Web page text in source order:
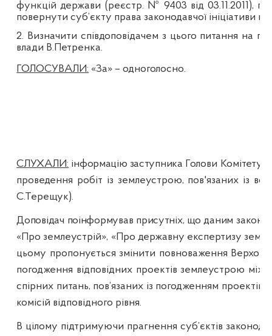
функцій держави (реєстр. № 9403 від 03.11.2011),
повернути суб’єкту права законодавчої ініціативи
2. Визначити співдоповідачем з цього питання на
влади В.Петренка.
ГОЛОСУВАЛИ: «За» – одноголосно.
СЛУХАЛИ: інформацію заступника Голови Комітету
проведення робіт із землеустрою, пов'язаних із
С.Терещук).
Доповідач поінформував присутніх, що даним
«Про землеустрій», «Про державну експертизу
цьому пропонується змінити повноваження
погодження відповідних проектів землеустрою
спірних питань, пов’язаних із погодженням
комісій відповідного рівня.
В цілому підтримуючи прагнення суб’єктів